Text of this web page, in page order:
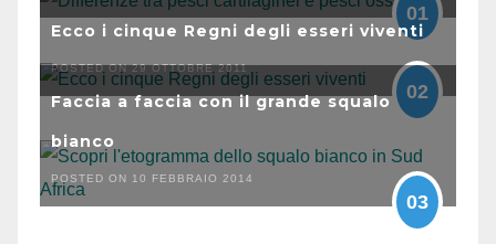
01
Ecco i cinque Regni degli esseri viventi
POSTED ON 29 OTTOBRE 2011
02
Faccia a faccia con il grande squalo
bianco
POSTED ON 10 FEBBRAIO 2014
03